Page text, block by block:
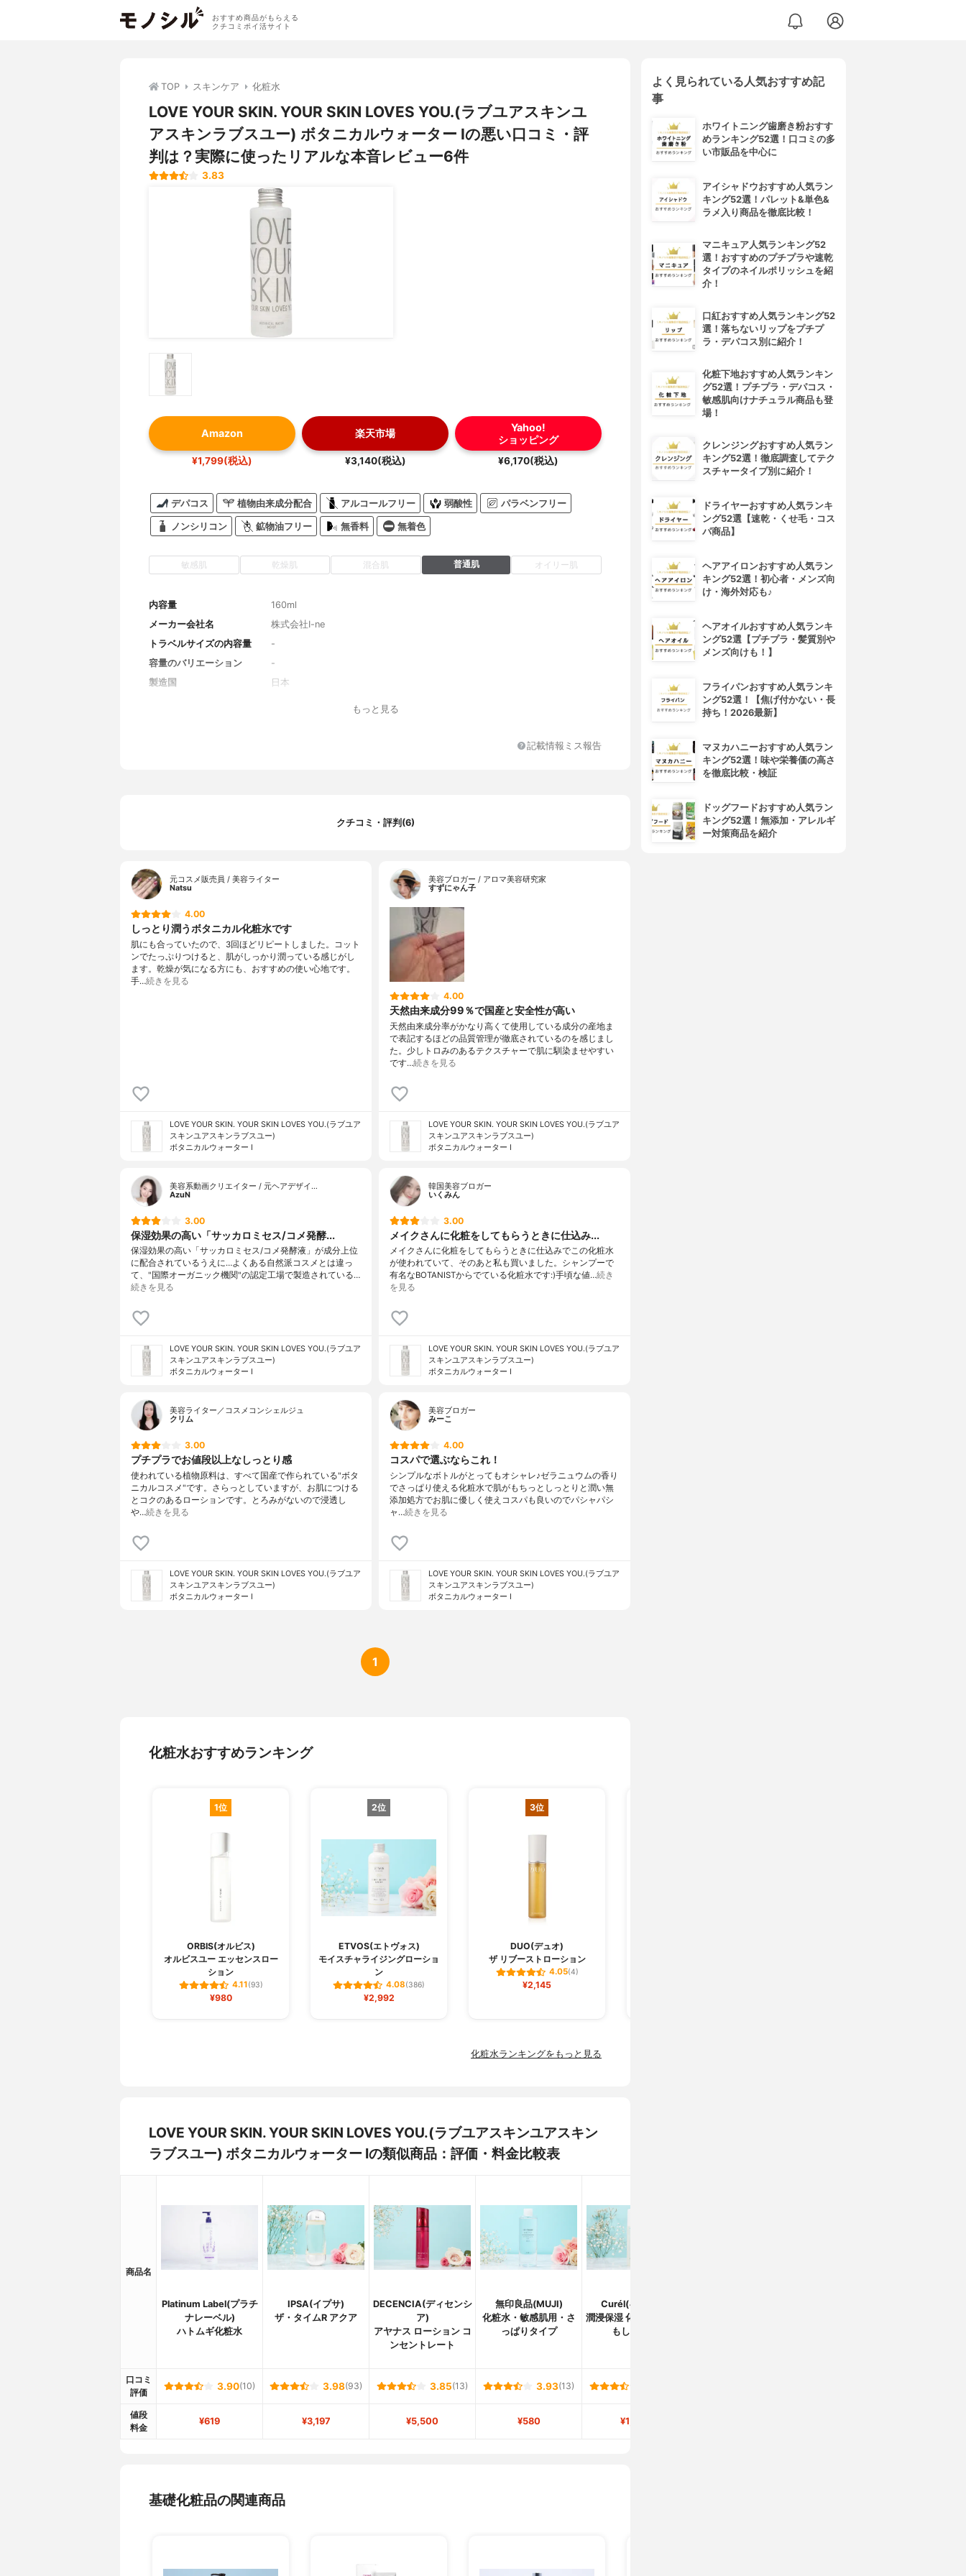
おすすめ商品がもらえる
クチコミポイ活サイト
TOP スキンケア 化粧水
LOVE YOUR SKIN. YOUR SKIN LOVES YOU.(ラブユアスキンユ
アスキンラブスユー) ボタニカルウォーター Iの悪い口コミ・評
判は？実際に使ったリアルな本音レビュー6件
3.83
Amazon
¥1,799(税込)
楽天市場
¥3,140(税込)
Yahoo!
ショッピング
¥6,170(税込)
デパコス 植物由来成分配合 アルコールフリー 弱酸性 パラベンフリー
ノンシリコン 鉱物油フリー 無香料 無着色
敏感肌 乾燥肌 混合肌 普通肌 オイリー肌
内容量
160ml
メーカー会社名
株式会社I-ne
トラベルサイズの内容量
-
容量のバリエーション
-
製造国
日本
アオイ油、クエン酸、クエン酸Na、ㇾブリン酸Na、フィチン酸、キサンタン
ガム、BG、アニス酸Na、PPG-6デシルテトラデセスー30、フェノキシエタノ
もっと見る
記載情報ミス報告
クチコミ・評判(6)
元コスメ販売員 / 美容ライター
Natsu
4.00
しっとり潤うボタニカル化粧水です
肌にも合っていたので、3回ほどリピートしました。コット
ンでたっぷりつけると、肌がしっかり潤っている感じがし
ます。乾燥が気になる方にも、おすすめの使い心地です。
手…続きを見る
LOVE YOUR SKIN. YOUR SKIN LOVES YOU.(ラブユア
スキンユアスキンラブスユー)
ボタニカルウォーター I
美容ブロガー / アロマ美容研究家
すずにゃん子
4.00
天然由来成分99％で国産と安全性が高い
天然由来成分率がかなり高くて使用している成分の産地ま
で表記するほどの品質管理が徹底されているのを感じまし
た。少しトロみのあるテクスチャーで肌に馴染ませやすい
です…続きを見る
LOVE YOUR SKIN. YOUR SKIN LOVES YOU.(ラブユア
スキンユアスキンラブスユー)
ボタニカルウォーター I
美容系動画クリエイター / 元ヘアデザイ…
AzuN
3.00
保湿効果の高い「サッカロミセス/コメ発酵...
保湿効果の高い「サッカロミセス/コメ発酵液」が成分上位
に配合されているうえに…よくある自然派コスメとは違っ
て、"国際オーガニック機関"の認定工場で製造されている…
続きを見る
LOVE YOUR SKIN. YOUR SKIN LOVES YOU.(ラブユア
スキンユアスキンラブスユー)
ボタニカルウォーター I
韓国美容ブロガー
いくみん
3.00
メイクさんに化粧をしてもらうときに仕込み...
メイクさんに化粧をしてもらうときに仕込みでこの化粧水
が使われていて、そのあと私も買いました。シャンプーで
有名なBOTANISTからでている化粧水です:)手頃な値…続き
を見る
LOVE YOUR SKIN. YOUR SKIN LOVES YOU.(ラブユア
スキンユアスキンラブスユー)
ボタニカルウォーター I
美容ライター／コスメコンシェルジュ
クリム
3.00
プチプラでお値段以上なしっとり感
使われている植物原料は、すべて国産で作られている"ボタ
ニカルコスメ"です。さらっとしていますが、お肌につける
とコクのあるローションです。とろみがないので浸透し
や…続きを見る
LOVE YOUR SKIN. YOUR SKIN LOVES YOU.(ラブユア
スキンユアスキンラブスユー)
ボタニカルウォーター I
美容ブロガー
みーこ
4.00
コスパで選ぶならこれ！
シンプルなボトルがとってもオシャレ♪ゼラニュウムの香り
でさっぱり使える化粧水で肌がもちっとしっとりと潤い無
添加処方でお肌に優しく使えコスパも良いのでパシャパシ
ャ…続きを見る
LOVE YOUR SKIN. YOUR SKIN LOVES YOU.(ラブユア
スキンユアスキンラブスユー)
ボタニカルウォーター I
1
化粧水おすすめランキング
1位
ORBIS(オルビス)
オルビスユー エッセンスロー
ション
4.11(93)
¥980
2位
ETVOS(エトヴォス)
モイスチャライジングローショ
ン
4.08(386)
¥2,992
3位
DUO(デュオ)
ザ リブーストローション
4.05(4)
¥2,145
化粧水ランキングをもっと見る
LOVE YOUR SKIN. YOUR SKIN LOVES YOU.(ラブユアスキンユアスキン
ラブスユー) ボタニカルウォーター Iの類似商品：評価・料金比較表
商品名
Platinum Label(プラチ
ナレーベル)
ハトムギ化粧水
IPSA(イプサ)
ザ・タイムR アクア
DECENCIA(ディセンシ
ア)
アヤナス ローション コ
ンセントレート
無印良品(MUJI)
化粧水・敏感肌用・さ
っぱりタイプ
Curél(キュレル)
潤浸保湿 化粧水 III とて
もしっとり
口コミ
評価
3.90(10) 3.98(93) 3.85(13) 3.93(13)
値段
料金
¥619 ¥3,197 ¥5,500 ¥580 ¥1,299
基礎化粧品の関連商品
よく見られている人気おすすめ記
事
ホワイトニング歯磨き粉おすす
めランキング52選！口コミの多
い市販品を中心に
アイシャドウおすすめ人気ラン
キング52選！パレット&単色&
ラメ入り商品を徹底比較！
マニキュア人気ランキング52
選！おすすめのプチプラや速乾
タイプのネイルポリッシュを紹
介！
口紅おすすめ人気ランキング52
選！落ちないリップをプチプ
ラ・デパコス別に紹介！
化粧下地おすすめ人気ランキン
グ52選！プチプラ・デパコス・
敏感肌向けナチュラル商品も登
場！
クレンジングおすすめ人気ラン
キング52選！徹底調査してテク
スチャータイプ別に紹介！
ドライヤーおすすめ人気ランキ
ング52選【速乾・くせ毛・コス
パ商品】
ヘアアイロンおすすめ人気ラン
キング52選！初心者・メンズ向
け・海外対応も♪
ヘアオイルおすすめ人気ランキ
ング52選【プチプラ・髪質別や
メンズ向けも！】
フライパンおすすめ人気ランキ
ング52選！【焦げ付かない・長
持ち！2026最新】
マヌカハニーおすすめ人気ラン
キング52選！味や栄養価の高さ
を徹底比較・検証
ドッグフードおすすめ人気ラン
キング52選！無添加・アレルギ
ー対策商品を紹介